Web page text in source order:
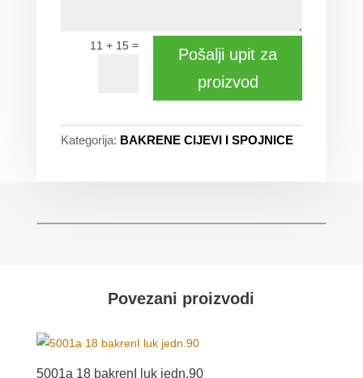
11 + 15=
Pošalji upit za
proizvod
Kategorija: BAKRENE CIJEVI I SPOJNICE
Povezani proizvodi
5001a 18 bakrenI luk jedn.90